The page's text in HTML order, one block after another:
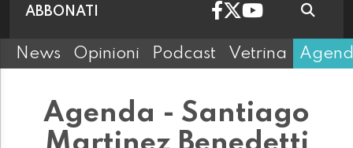
ABBONATI
News Opinioni Podcast Vetrina
Agenda - Santiago